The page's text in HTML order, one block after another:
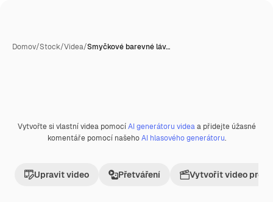
Domov/Stock/Videa/Smyčkové barevné láv…
Premium
Vytvořte si vlastní videa pomocíAI generátoru videaa přidejte úžasné
komentáře pomocí našehoAI hlasového generátoru.
Upravit video Přetváření Vytvořit video